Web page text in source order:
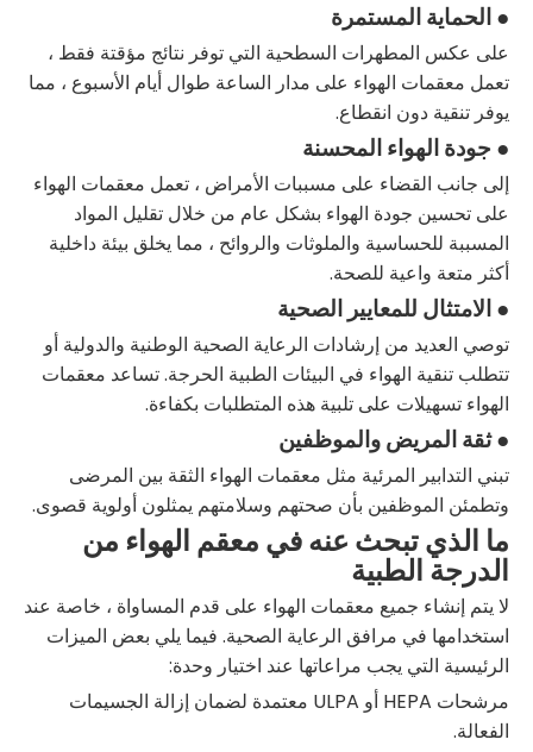
● الحماية المستمرة
على عكس المطهرات السطحية التي توفر نتائج مؤقتة فقط ،
تعمل معقمات الهواء على مدار الساعة طوال أيام الأسبوع ، مما
يوفر تنقية دون انقطاع.
● جودة الهواء المحسنة
إلى جانب القضاء على مسببات الأمراض ، تعمل معقمات الهواء
على تحسين جودة الهواء بشكل عام من خلال تقليل المواد
المسببة للحساسية والملوثات والروائح ، مما يخلق بيئة داخلية
أكثر متعة واعية للصحة.
● الامتثال للمعايير الصحية
توصي العديد من إرشادات الرعاية الصحية الوطنية والدولية أو
تتطلب تنقية الهواء في البيئات الطبية الحرجة. تساعد معقمات
الهواء تسهيلات على تلبية هذه المتطلبات بكفاءة.
● ثقة المريض والموظفين
تبني التدابير المرئية مثل معقمات الهواء الثقة بين المرضى
وتطمئن الموظفين بأن صحتهم وسلامتهم يمثلون أولوية قصوى.
ما الذي تبحث عنه في معقم الهواء من
الدرجة الطبية
لا يتم إنشاء جميع معقمات الهواء على قدم المساواة ، خاصة عند
استخدامها في مرافق الرعاية الصحية. فيما يلي بعض الميزات
الرئيسية التي يجب مراعاتها عند اختيار وحدة:
مرشحات HEPA أو ULPA معتمدة لضمان إزالة الجسيمات
الفعالة.